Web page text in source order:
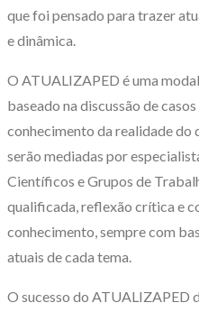
que foi pensado para trazer
e dinâmica.
O ATUALIZAPED é uma
baseado na discussão de
conhecimento da realidade do
serão mediadas por
Científicos e Grupos de
qualificada, reflexão crítica e
conhecimento, sempre com
atuais de cada tema.
O sucesso do ATUALIZAPED